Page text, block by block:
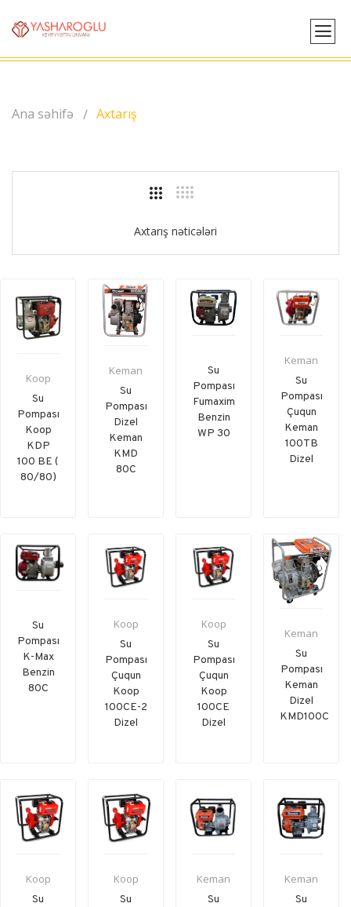
Ana səhifə Axtarış
Axtarış nəticələri
Koop
Su
Pompası
Koop
KDP
100 BE (
80/80)
Keman
Su
Pompası
Dizel
Keman
KMD
80C
Su
Pompası
Fumaxim
Benzin
WP 30
Keman
Su
Pompası
Çuqun
Keman
100TB
Dizel
Su
Pompası
K-Max
Benzin
80C
Koop
Su
Pompası
Çuqun
Koop
100CE-2
Dizel
Koop
Su
Pompası
Çuqun
Koop
100CE
Dizel
Keman
Su
Pompası
Keman
Dizel
KMD100C
Koop
Su
Koop
Su
Keman
Su
Keman
Su